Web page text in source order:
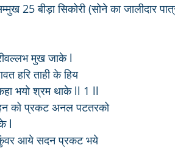
25 बीड़ा सिकोरी (सोने का जालीदार
मुख जाके l
हरि ताही के हिय
भयो श्रम थाके ll 1 ll
को प्रकट अनल पटतरको
l
कुंवर आये सदन प्रकट भये